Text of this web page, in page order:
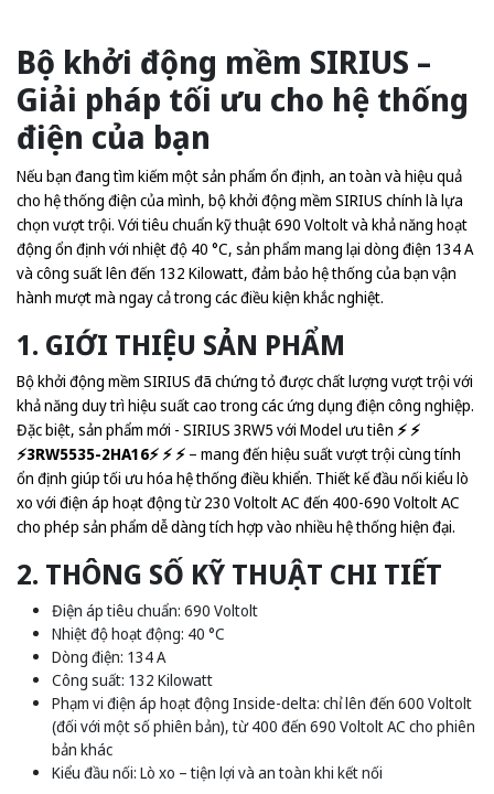
Bộ khởi động mềm SIRIUS –
Giải pháp tối ưu cho hệ thống
điện của bạn
Nếu bạn đang tìm kiếm một sản phẩm ổn định, an toàn và hiệu quả
cho hệ thống điện của mình, bộ khởi động mềm SIRIUS chính là lựa
chọn vượt trội. Với tiêu chuẩn kỹ thuật 690 Voltolt và khả năng hoạt
động ổn định với nhiệt độ 40 °C, sản phẩm mang lại dòng điện 134 A
và công suất lên đến 132 Kilowatt, đảm bảo hệ thống của bạn vận
hành mượt mà ngay cả trong các điều kiện khắc nghiệt.
1. GIỚI THIỆU SẢN PHẨM
Bộ khởi động mềm SIRIUS đã chứng tỏ được chất lượng vượt trội với
khả năng duy trì hiệu suất cao trong các ứng dụng điện công nghiệp.
Đặc biệt, sản phẩm mới - SIRIUS 3RW5 với Model ưu tiên ⚡️ ⚡️
⚡️3RW5535-2HA16⚡️ ⚡️ ⚡️ – mang đến hiệu suất vượt trội cùng tính
ổn định giúp tối ưu hóa hệ thống điều khiển. Thiết kế đầu nối kiểu lò
xo với điện áp hoạt động từ 230 Voltolt AC đến 400-690 Voltolt AC
cho phép sản phẩm dễ dàng tích hợp vào nhiều hệ thống hiện đại.
2. THÔNG SỐ KỸ THUẬT CHI TIẾT
Điện áp tiêu chuẩn: 690 Voltolt
Nhiệt độ hoạt động: 40 °C
Dòng điện: 134 A
Công suất: 132 Kilowatt
Phạm vi điện áp hoạt động Inside-delta: chỉ lên đến 600 Voltolt
(đối với một số phiên bản), từ 400 đến 690 Voltolt AC cho phiên
bản khác
Kiểu đầu nối: Lò xo – tiện lợi và an toàn khi kết nối